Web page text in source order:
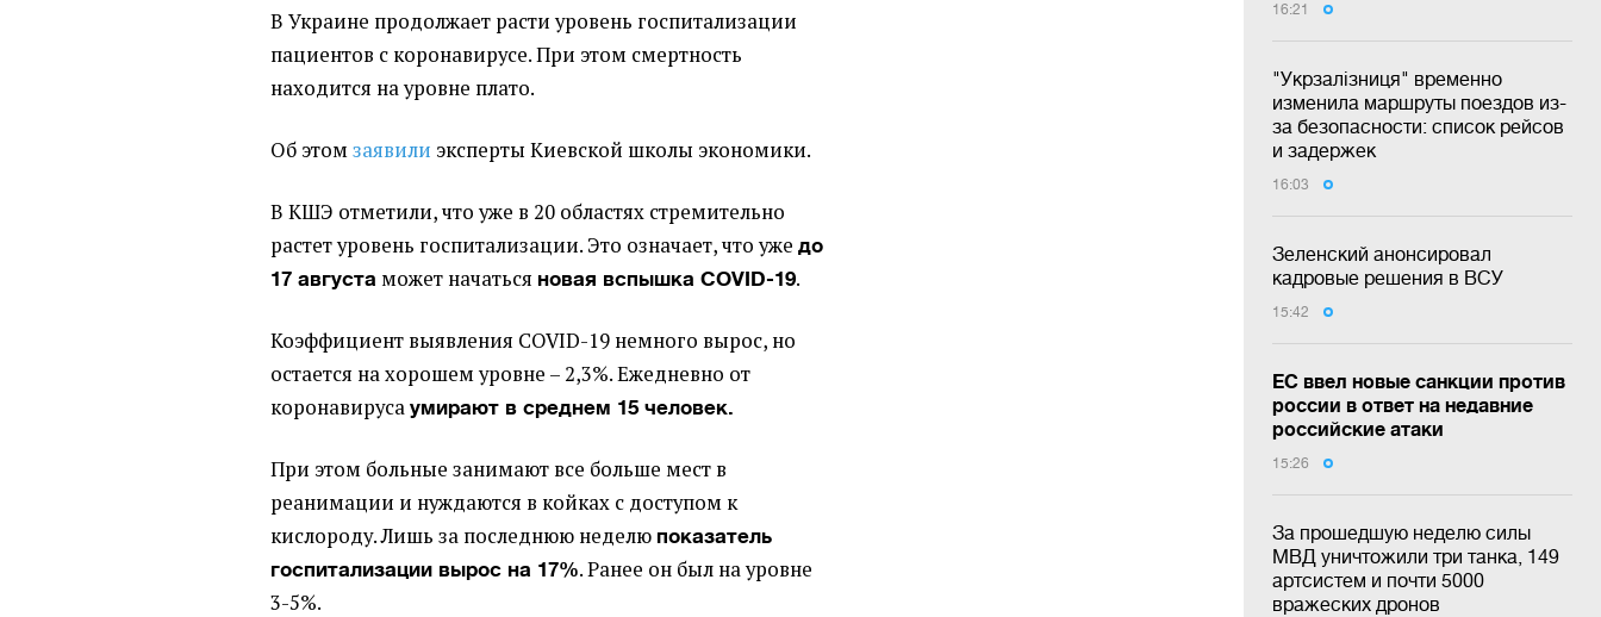
16:21
"Укрзалізниця" временно
изменила маршруты поездов из-
за безопасности: список рейсов
и задержек
16:03
Зеленский анонсировал
кадровые решения в ВСУ
15:42
ЕС ввел новые санкции против
россии в ответ на недавние
российские атаки
15:26
За прошедшую неделю силы
МВД уничтожили три танка, 149
артсистем и почти 5000
вражеских дронов
В Украине продолжает расти уровень госпитализации
пациентов с коронавирусе. При этом смертность
находится на уровне плато.
Об этомзаявили эксперты Киевской школы экономики.
В КШЭ отметили, что уже в 20 областях стремительно
растет уровень госпитализации. Это означает, что ужедо
17 августа может начаться новая вспышка COVID-19.
Коэффициент выявления COVID-19 немного вырос, но
остается на хорошем уровне – 2,3%. Ежедневно от
коронавирусаумирают в среднем 15 человек.
При этом больные занимают все больше мест в
реанимации и нуждаются в койках с доступом к
кислороду. Лишь за последнюю неделю показатель
госпитализации вырос на 17%. Ранее он был на уровне
3-5%.